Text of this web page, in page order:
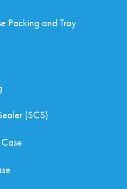
Packing and Tray
(SCS)